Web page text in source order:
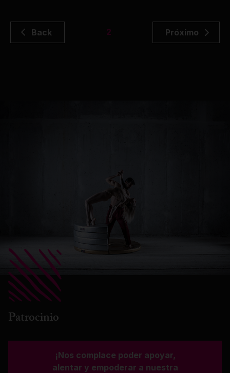
Back 2 Próximo
Patrocinio
¡Nos complace poder apoyar,
alentar y empoderar a nuestra